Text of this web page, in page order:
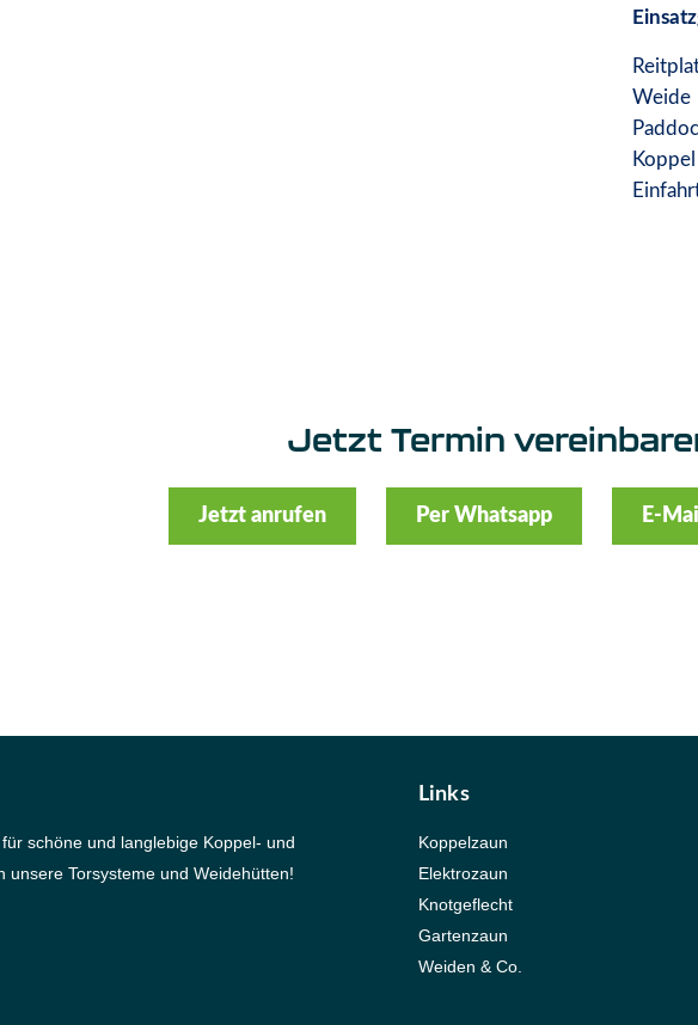
Weide
Koppel
Jetzt Termin
Jetzt anrufen Per Whatsapp E-
schöne und langlebige Koppel- und
unsere Torsysteme und Weidehütten!
Links
Koppelzaun
Elektrozaun
Knotgeflecht
Gartenzaun
Weiden & Co.